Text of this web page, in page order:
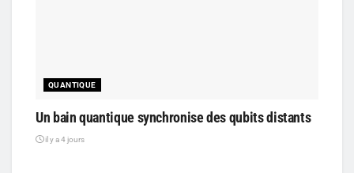
QUANTIQUE
Un bain quantique synchronise des qubits distants
il y a 4 jours